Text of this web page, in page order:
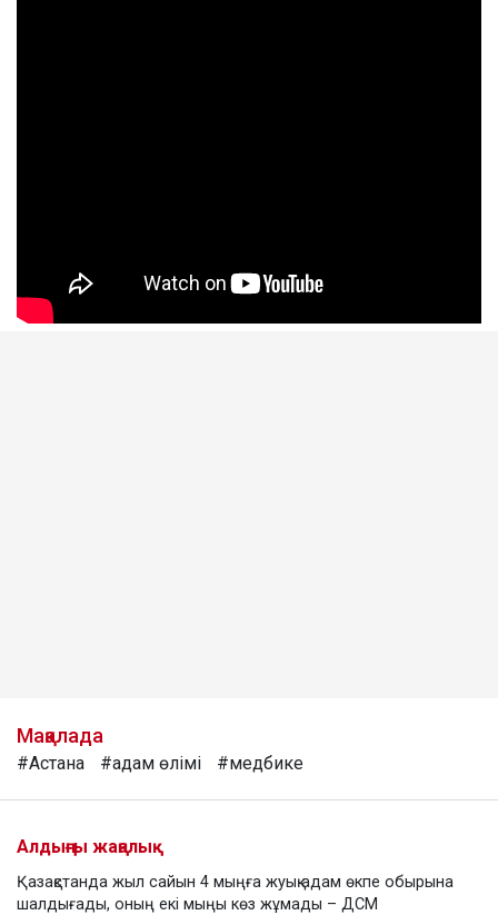
Мақалада
#Астана #адам өлімі #медбике
Алдыңғы жаңалық
Қазақстанда жыл сайын 4 мыңға жуық адам өкпе обырына
шалдығады, оның екі мыңы көз жұмады – ДСМ